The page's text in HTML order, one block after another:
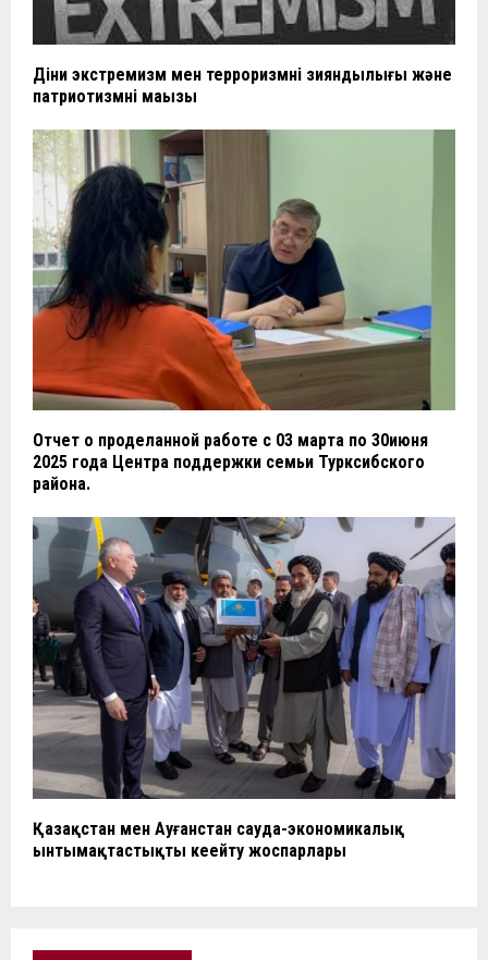
Діни экстремизм мен терроризмнің зияндылығы және
патриотизмнің маңызы
Отчет о проделанной работе с 03 марта по 30июня
2025 года Центра поддержки семьи Турксибского
района.
Қазақстан мен Ауғанстан сауда-экономикалық
ынтымақтастықты кеңейту жоспарлары